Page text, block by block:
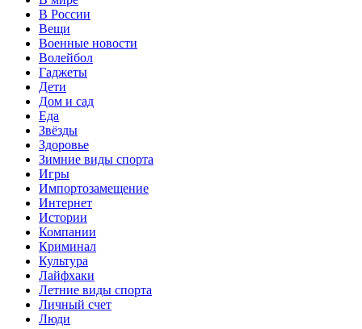
В России
Вещи
Военные новости
Волейбол
Гаджеты
Дети
Дом и сад
Еда
Звёзды
Здоровье
Зимние виды спорта
Игры
Импортозамещение
Интернет
Истории
Компании
Криминал
Культура
Лайфхаки
Летние виды спорта
Личный счет
Люди